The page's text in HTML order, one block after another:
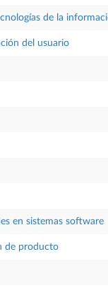
de la
del usuario
en sistemas software
de producto